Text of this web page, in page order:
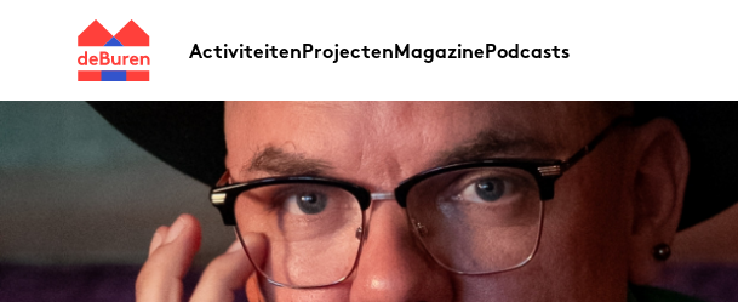
ActiviteitenProjectenMagazinePodcasts